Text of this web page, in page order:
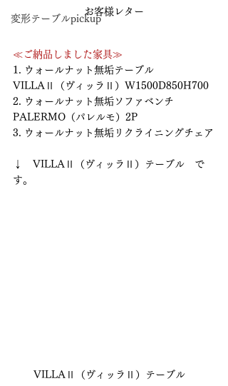
変形テーブルpickup
お客様レター
≪ご納品しました家具≫
1. ウォールナット無垢テーブル
VILLAⅡ（ヴィッラⅡ）W1500D850H700
2. ウォールナット無垢ソファベンチ
PALERMO（パレルモ）2P
3. ウォールナット無垢リクライニングチェア
↓　VILLAⅡ（ヴィッラⅡ）テーブル　で
す。
VILLAⅡ（ヴィッラⅡ）テーブル